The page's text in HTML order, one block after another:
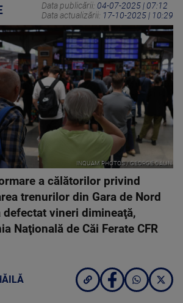
Data publicării: 04-07-2025 | 07:12
Data actualizării: 17-10-2025 | 10:29
INQUAM PHOTOS / GEORGE CALIN
a călătorilor privind
trenurilor din Gara de Nord
defectat vineri dimineaţă,
Naţională de Căi Ferate CFR